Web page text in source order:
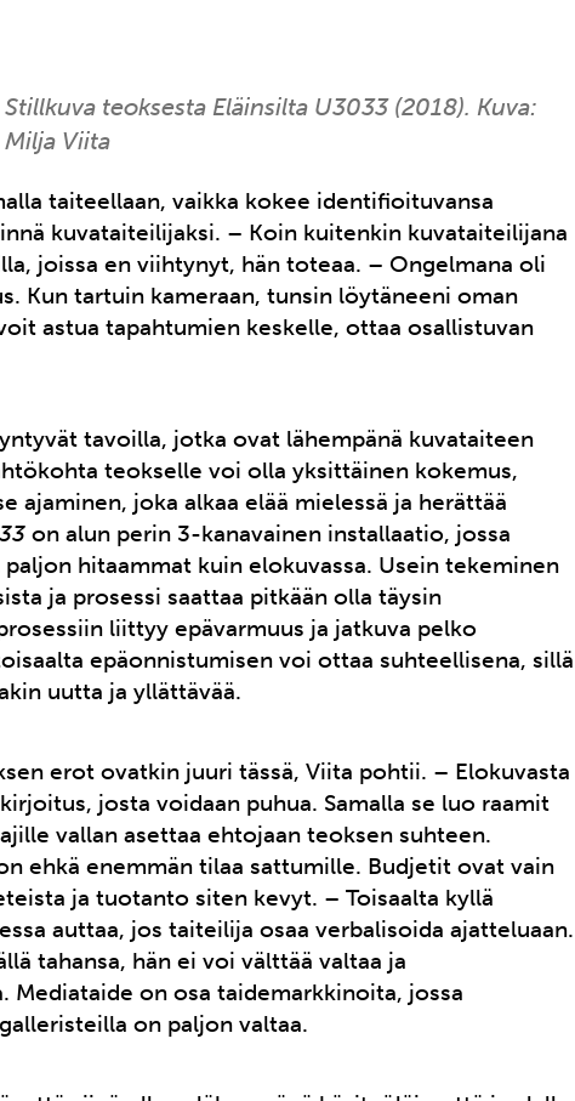
Stillkuva teoksesta Eläinsilta U3033 (2018). Kuva:
Milja Viita
taiteellaan, vaikka kokee identifioituvansa
kuvataiteilijaksi. – Koin kuitenkin kuvataiteilijana
joissa en viihtynyt, hän toteaa. – Ongelmana oli
Kun tartuin kameraan, tunsin löytäneeni oman
astua tapahtumien keskelle, ottaa osallistuvan
tavoilla, jotka ovat lähempänä kuvataiteen
teokselle voi olla yksittäinen kokemus,
ajaminen, joka alkaa elää mielessä ja herättää
on alun perin 3-kanavainen installaatio, jossa
hitaammat kuin elokuvassa. Usein tekeminen
ja prosessi saattaa pitkään olla täysin
liittyy epävarmuus ja jatkuva pelko
epäonnistumisen voi ottaa suhteellisena, sillä
uutta ja yllättävää.
erot ovatkin juuri tässä, Viita pohtii. – Elokuvasta
josta voidaan puhua. Samalla se luo raamit
vallan asettaa ehtojaan teoksen suhteen.
ehkä enemmän tilaa sattumille. Budjetit ovat vain
ja tuotanto siten kevyt. – Toisaalta kyllä
auttaa, jos taiteilija osaa verbalisoida ajatteluaan.
tahansa, hän ei voi välttää valtaa ja
on osa taidemarkkinoita, jossa
on paljon valtaa.